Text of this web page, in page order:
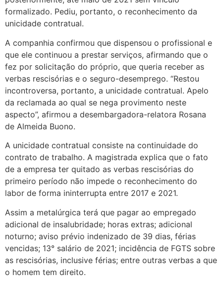
formalizado. Pediu, portanto, o reconhecimento da
unicidade contratual.
A companhia confirmou que dispensou o profissional e
que ele continuou a prestar serviços, afirmando que o
fez por solicitação do próprio, que queria receber as
verbas rescisórias e o seguro-desemprego. “Restou
incontroversa, portanto, a unicidade contratual. Apelo
da reclamada ao qual se nega provimento neste
aspecto”, afirmou a desembargadora-relatora Rosana
de Almeida Buono.
A unicidade contratual consiste na continuidade do
contrato de trabalho. A magistrada explica que o fato
de a empresa ter quitado as verbas rescisórias do
primeiro período não impede o reconhecimento do
labor de forma ininterrupta entre 2017 e 2021.
Assim a metalúrgica terá que pagar ao empregado
adicional de insalubridade; horas extras; adicional
noturno; aviso prévio indenizado de 39 dias, férias
vencidas; 13° salário de 2021; incidência de FGTS sobre
as rescisórias, inclusive férias; entre outras verbas a que
o homem tem direito.